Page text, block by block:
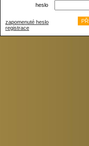
heslo
zapomenuté heslo
registrace